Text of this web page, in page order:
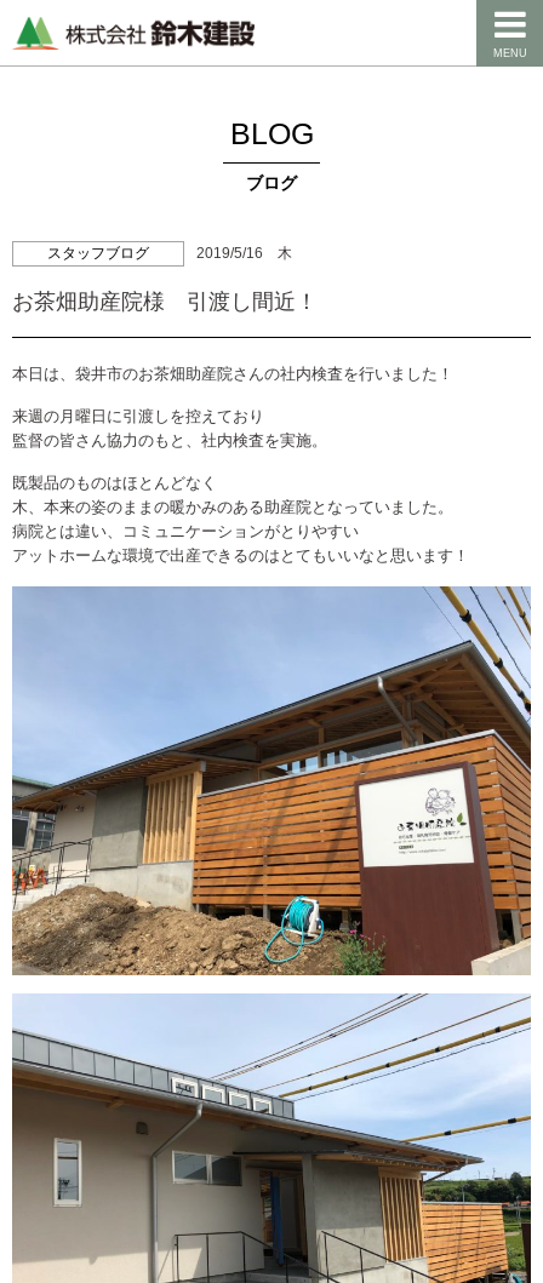
MENU
BLOG
ブログ
スタッフブログ 2019/5/16 木
お茶畑助産院様 引渡し間近！
本日は、袋井市のお茶畑助産院さんの社内検査を行いました！
来週の月曜日に引渡しを控えており
監督の皆さん協力のもと、社内検査を実施。
既製品のものはほとんどなく
木、本来の姿のままの暖かみのある助産院となっていました。
病院とは違い、コミュニケーションがとりやすい
アットホームな環境で出産できるのはとてもいいなと思います！